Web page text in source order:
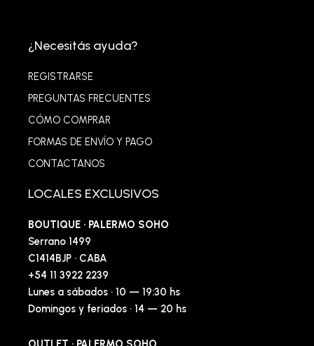
¿Necesitás ayuda?
REGISTRARSE
PREGUNTAS FRECUENTES
CÓMO COMPRAR
FORMAS DE ENVÍO Y PAGO
CONTACTANOS
LOCALES EXCLUSIVOS
BOUTIQUE · PALERMO SOHO
Serrano 1499
C1414BJP · CABA
+54 11 3922 2239
Lunes a sábados · 10 — 19:30 hs
Domingos y feriados · 14 — 20 hs